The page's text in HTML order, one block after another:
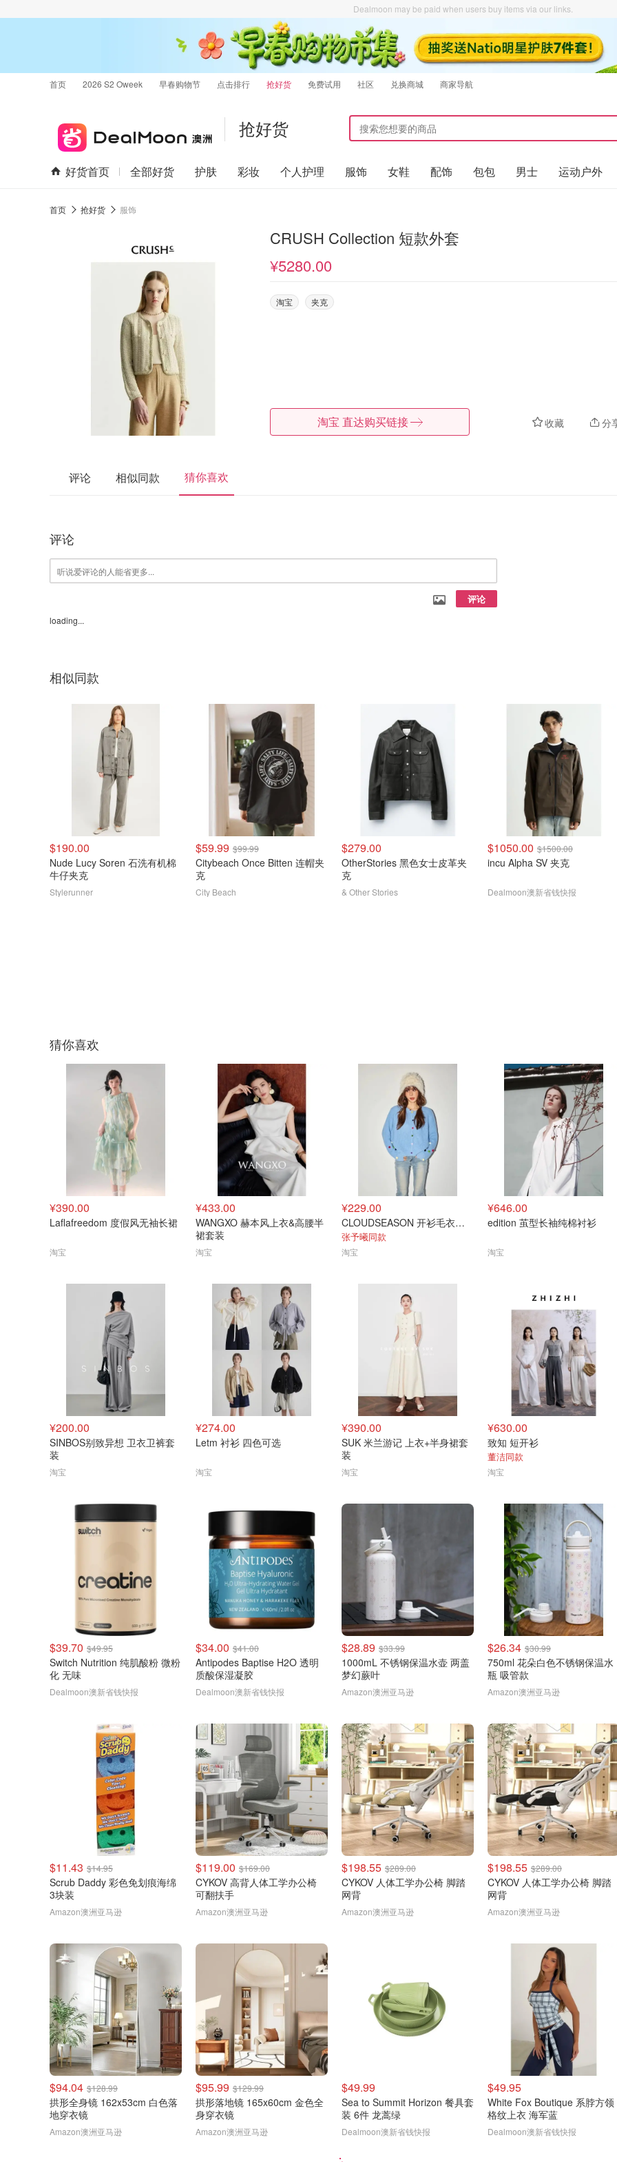
Dealmoon may be paid when users buy items via our links.
首页 2026 S2 Oweek 早春购物节 点击排行 抢好货 免费试用 社区 兑换商城 商家导航
抢好货
好货首页 全部好货 护肤 彩妆 个人护理 服饰 女鞋 配饰 包包 男士 运动户外
首页 抢好货 服饰
CRUSH Collection 短款外套
¥5280.00
淘宝 夹克
收藏 分
淘宝 直达购买链接
评论 相似同款 猜你喜欢
评论
评论
loading...
相似同款
$190.00
Nude Lucy Soren 石洗有机棉
牛仔夹克
Stylerunner
$59.99 $99.99
Citybeach Once Bitten 连帽夹
克
City Beach
$279.00
OtherStories 黑色女士皮革夹
克
& Other Stories
$1050.00 $1500.00
incu Alpha SV 夹克
Dealmoon澳新省钱快报
猜你喜欢
¥390.00
Laflafreedom 度假风无袖长裙
淘宝
¥433.00
WANGXO 赫本风上衣&高腰半
裙套装
淘宝
¥229.00
CLOUDSEASON 开衫毛衣外套
张予曦同款
淘宝
¥646.00
edition 茧型长袖纯棉衬衫
淘宝
¥200.00
SINBOS别致异想 卫衣卫裤套
装
淘宝
¥274.00
Letm 衬衫 四色可选
淘宝
¥390.00
SUK 米兰游记 上衣+半身裙套
装
淘宝
¥630.00
致知 短开衫
董洁同款
淘宝
$39.70 $49.95
Switch Nutrition 纯肌酸粉 微粉
化 无味
Dealmoon澳新省钱快报
$34.00 $41.00
Antipodes Baptise H2O 透明
质酸保湿凝胶
Dealmoon澳新省钱快报
$28.89 $33.99
1000mL 不锈钢保温水壶 两盖
梦幻蕨叶
Amazon澳洲亚马逊
$26.34 $30.99
750ml 花朵白色不锈钢保温水
瓶 吸管款
Amazon澳洲亚马逊
$11.43 $14.95
Scrub Daddy 彩色免划痕海绵
3块装
Amazon澳洲亚马逊
$119.00 $169.00
CYKOV 高背人体工学办公椅
可翻扶手
Amazon澳洲亚马逊
$198.55 $289.00
CYKOV 人体工学办公椅 脚踏
网背
Amazon澳洲亚马逊
$198.55 $289.00
CYKOV 人体工学办公椅 脚踏
网背
Amazon澳洲亚马逊
$94.04 $128.99
拱形全身镜 162x53cm 白色落
地穿衣镜
Amazon澳洲亚马逊
$95.99 $129.99
拱形落地镜 165x60cm 金色全
身穿衣镜
Amazon澳洲亚马逊
$49.99
Sea to Summit Horizon 餐具套
装 6件 龙蒿绿
Dealmoon澳新省钱快报
$49.95
White Fox Boutique 系脖方领
格纹上衣 海军蓝
Dealmoon澳新省钱快报